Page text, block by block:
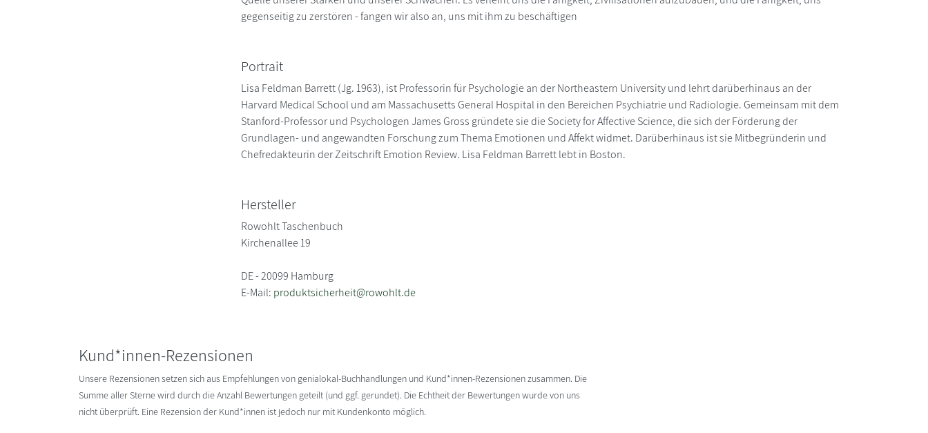
gegenseitig zu zerstören - fangen wir also an, uns mit ihm zu beschäftigen
Portrait
Lisa Feldman Barrett (Jg. 1963), ist Professorin für Psychologie an der Northeastern University und lehrt darüberhinaus an der
Harvard Medical School und am Massachusetts General Hospital in den Bereichen Psychiatrie und Radiologie. Gemeinsam mit dem
Stanford-Professor und Psychologen James Gross gründete sie die Society for Affective Science, die sich der Förderung der
Grundlagen- und angewandten Forschung zum Thema Emotionen und Affekt widmet. Darüberhinaus ist sie Mitbegründerin und
Chefredakteurin der Zeitschrift Emotion Review. Lisa Feldman Barrett lebt in Boston.
Hersteller
Rowohlt Taschenbuch
Kirchenallee 19
DE - 20099 Hamburg
E-Mail: produktsicherheit@rowohlt.de
Kund*innen-Rezensionen
Unsere Rezensionen setzen sich aus Empfehlungen von genialokal-Buchhandlungen und Kund*innen-Rezensionen zusammen. Die
Summe aller Sterne wird durch die Anzahl Bewertungen geteilt (und ggf. gerundet). Die Echtheit der Bewertungen wurde von uns
nicht überprüft. Eine Rezension der Kund*innen ist jedoch nur mit Kundenkonto möglich.